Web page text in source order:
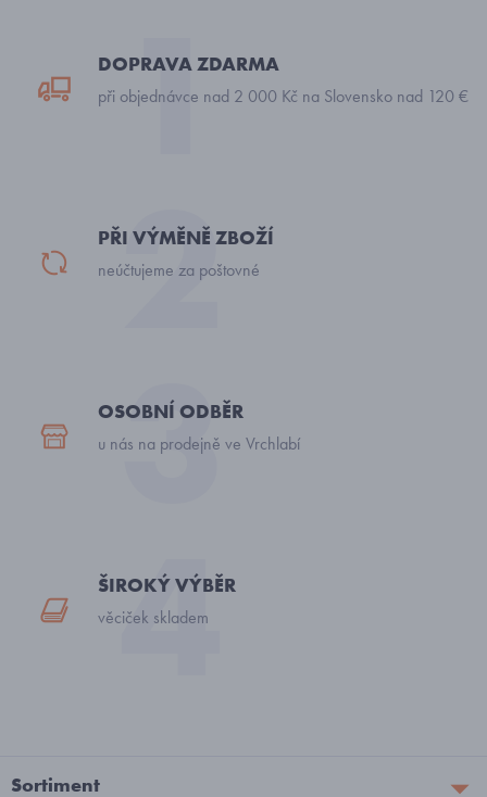
DOPRAVA ZDARMA
při objednávce nad 2 000 Kč na Slovensko nad 120 €
PŘI VÝMĚNĚ ZBOŽÍ
neúčtujeme za poštovné
OSOBNÍ ODBĚR
u nás na prodejně ve Vrchlabí
ŠIROKÝ VÝBĚR
věciček skladem
Sortiment